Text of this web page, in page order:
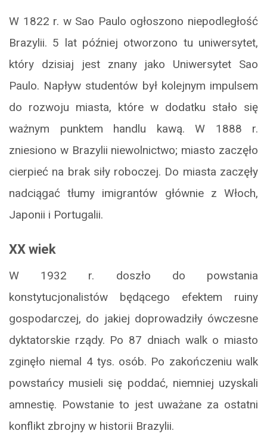
W 1822 r. w Sao Paulo ogłoszono niepodległość
Brazylii. 5 lat później otworzono tu uniwersytet,
który dzisiaj jest znany jako Uniwersytet Sao
Paulo. Napływ studentów był kolejnym impulsem
do rozwoju miasta, które w dodatku stało się
ważnym punktem handlu kawą. W 1888 r.
zniesiono w Brazylii niewolnictwo; miasto zaczęło
cierpieć na brak siły roboczej. Do miasta zaczęły
nadciągać tłumy imigrantów głównie z Włoch,
Japonii i Portugalii.
XX wiek
W 1932 r. doszło do powstania
konstytucjonalistów będącego efektem ruiny
gospodarczej, do jakiej doprowadziły ówczesne
dyktatorskie rządy. Po 87 dniach walk o miasto
zginęło niemal 4 tys. osób. Po zakończeniu walk
powstańcy musieli się poddać, niemniej uzyskali
amnestię. Powstanie to jest uważane za ostatni
konflikt zbrojny w historii Brazylii.